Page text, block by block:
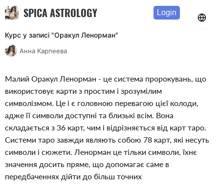
SPICA ASTROLOGY Login
Курс у записі "Оракул Ленорман"
Анна Карпеева
Малий Оракул Ленорман - це система пророкувань, що
використовує карти з простим і зрозумілим
символізмом. Це і є головною перевагою цієї колоди,
адже її символи доступні та близькі всім. Вона
складається з 36 карт, чим і відрізняється від карт таро.
Системи таро завжди являють собою 78 карт, які несуть
символи і сюжети. Ленорман це тільки символи, їхнє
значення досить пряме, що допомагає саме в
передбаченнях дійти до більш точних